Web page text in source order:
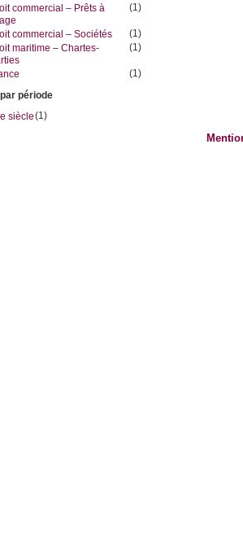
commercial – Prêts à
(1)
commercial – Sociétés
(1)
maritime – Chartes-
(1)
(1)
période
siècle(1)